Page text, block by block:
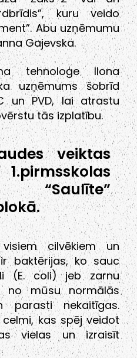
kuru veido
Abu uzņēmumu
Gajevska.
tehnoloģe Ilona
uzņēmums šobrīd
un PVD, lai atrastu
tās izplatību.
veiktas
“Saulīte”
cilvēkiem un
baktērijas, ko sauc
(E. coli) jeb zarnu
mūsu normālās
parasti nekaitīgas.
kas spēj veidot
vielas un izraisīt